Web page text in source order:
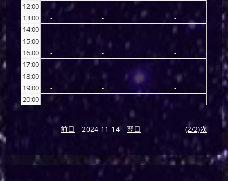
12:00
- -
-
13:00
- -
-
14:00
- -
-
15:00
- -
-
16:00
- -
-
17:00
- -
-
18:00
- -
-
19:00
- -
-
20:00
- - -
前日 2024-11-14 翌日 (2/2)次